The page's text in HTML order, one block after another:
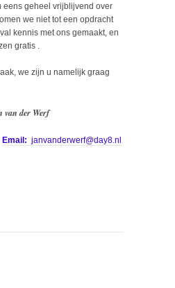
eens geheel vrijblijvend over
we niet tot een opdracht
kennis met ons gemaakt, en
gratis .
we zijn u namelijk graag
van der Werf
Email: janvanderwerf@day8.nl